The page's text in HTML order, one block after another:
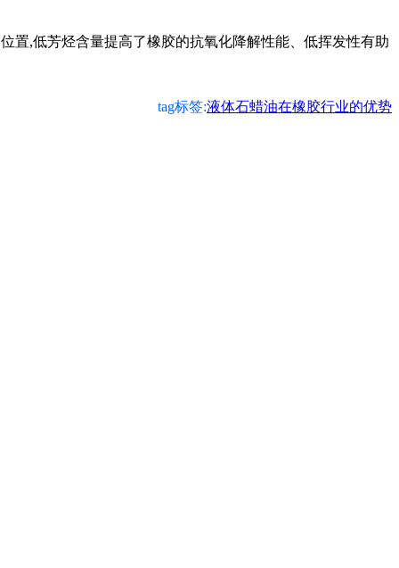
置,低芳烃含量提高了橡胶的抗氧化降解性能、低挥发性有助
tag标签:液体石蜡油在橡胶行业的优势